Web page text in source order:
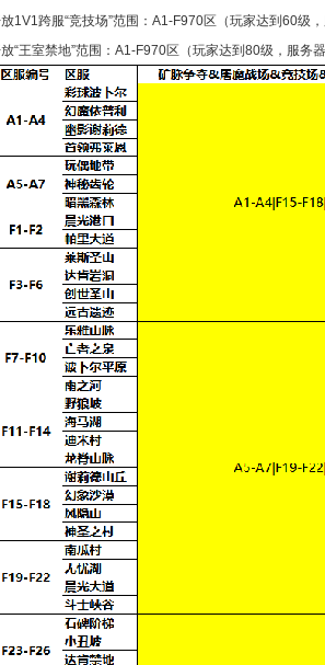
1V1跨服“竞技场”范围：A1-F970区（玩家达到60级
“王室禁地”范围：A1-F970区（玩家达到80级，服务